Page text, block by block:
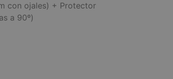
con ojales) + Protector
a 90º)